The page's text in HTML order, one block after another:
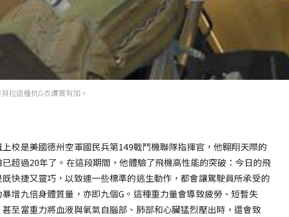
拉這種抗G衣讚賞有加。
上校是美國德州空軍國民兵第149戰鬥機聯隊指揮官，他翱翔天際的
已超過20年了。在這段期間，他體驗了飛機高性能的突破：今日的飛
既快捷又靈巧，以致連一些標準的逃生動作，都會讓駕駛員所承受的
暴增九倍身體質量，亦即九個G。這種重力量會導致疲勞、短暫失
甚至當重力將血液與氧氣自腦部、肺部和心臟猛烈壓出時，還會致